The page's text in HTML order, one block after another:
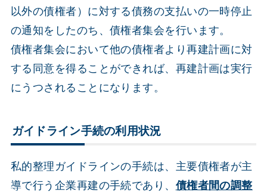
以外の債権者）に対する債務の支払いの一時停止
の通知をしたのち、債権者集会を行います。
債権者集会において他の債権者より再建計画に対
する同意を得ることができれば、再建計画は実行
にうつされることになります。
ガイドライン手続の利用状況
私的整理ガイドラインの手続は、主要債権者が主
導で行う企業再建の手続であり、 債権者間の調整